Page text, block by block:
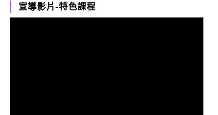
宣導影片-特色課程